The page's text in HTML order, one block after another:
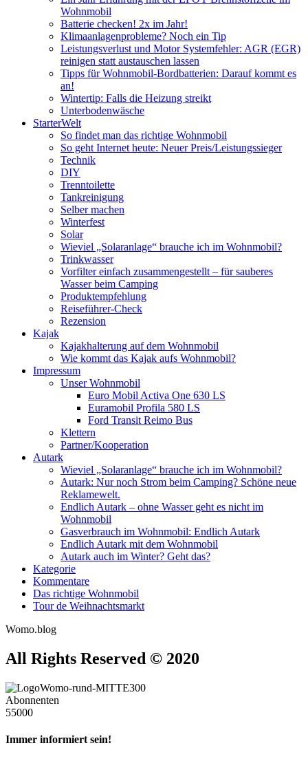
Wohnmobil
Batterie checken! 2x im Jahr!
Klimaanlagenprobleme? Noch ein Tip
Leistungsverlust und Motor Systemfehler: AGR (EGR)
reinigen statt austauschen lassen
Tipps für Wohnmobil-Bordbatterien: Darauf kommt es
an!
Wintertip: Falls die Heizung streikt
Unterbodenwäsche
StarterWelt
So findet man das richtige Wohnmobil
So geht Internet heute: Neuer Preis/Leistungssieger
Technik
DIY
Trenntoilette
Tankreinigung
Selber machen
Winterfest
Solar
Wieviel „Solaranlage“ brauche ich im Wohnmobil?
Trinkwasser
Vorfilter einfach zusammengestellt – für sauberes
Wasser beim Camping
Produktempfehlung
Reiseführer-Check
Rezension
Kajak
Kajakhalterung auf dem Wohnmobil
Wie kommt das Kajak aufs Wohnmobil?
Impressum
Unser Wohnmobil
Euro Mobil Activa One 630 LS
Euramobil Profila 580 LS
Ford Transit Reimo Bus
Klettern
Partner/Kooperation
Autark
Wieviel „Solaranlage“ brauche ich im Wohnmobil?
Autark: Nur noch Strom beim Camping? Schöne neue
Reklamewelt.
Endlich Autark – ohne Wasser geht es nicht im
Wohnmobil
Gasverbrauch im Wohnmobil: Endlich Autark
Endlich Autark mit dem Wohnmobil
Autark auch im Winter? Geht das?
Kategorie
Kommentare
Das richtige Wohnmobil
Tour de Weihnachtsmarkt
Womo.blog
All Rights Reserved © 2020
Abonnenten
55000
Immer informiert sein!